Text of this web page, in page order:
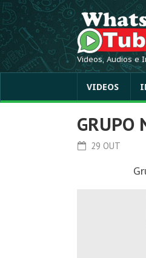
Videos, Audios e
VIDEOS
GRUPO
29 OUT